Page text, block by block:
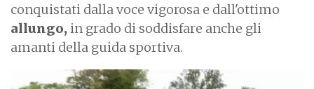
conquistati dalla voce vigorosa e dall'ottimo
allungo,in grado di soddisfare anche gli
amanti della guida sportiva.